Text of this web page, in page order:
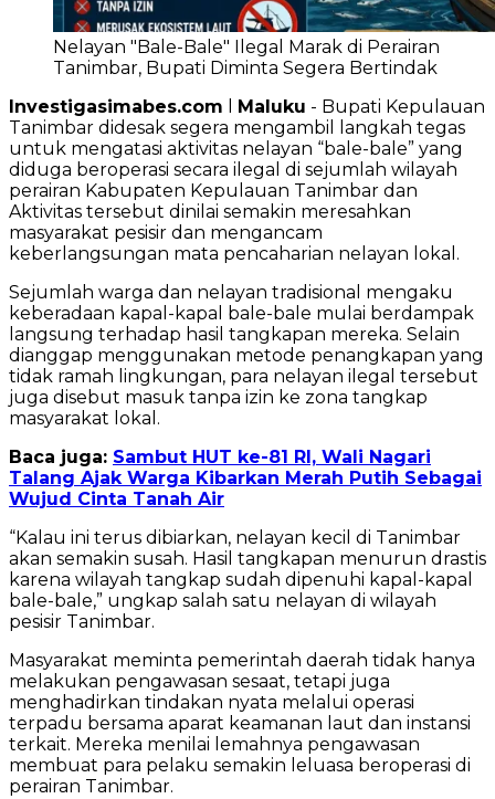
Nelayan "Bale-Bale" Ilegal Marak di Perairan
Tanimbar, Bupati Diminta Segera Bertindak
Investigasimabes.com
Maluku - Bupati Kepulauan
Tanimbar didesak segera mengambil langkah tegas
untuk mengatasi aktivitas nelayan “bale-bale” yang
diduga beroperasi secara ilegal di sejumlah wilayah
perairan Kabupaten Kepulauan Tanimbar dan
Aktivitas tersebut dinilai semakin meresahkan
masyarakat pesisir dan mengancam
keberlangsungan mata pencaharian nelayan lokal.
Sejumlah warga dan nelayan tradisional mengaku
keberadaan kapal-kapal bale-bale mulai berdampak
langsung terhadap hasil tangkapan mereka. Selain
dianggap menggunakan metode penangkapan yang
tidak ramah lingkungan, para nelayan ilegal tersebut
juga disebut masuk tanpa izin ke zona tangkap
masyarakat lokal.
Baca juga: Sambut HUT ke-81 RI, Wali Nagari
Talang Ajak Warga Kibarkan Merah Putih Sebagai
Wujud Cinta Tanah Air
“Kalau ini terus dibiarkan, nelayan kecil di Tanimbar
akan semakin susah. Hasil tangkapan menurun drastis
karena wilayah tangkap sudah dipenuhi kapal-kapal
bale-bale,” ungkap salah satu nelayan di wilayah
pesisir Tanimbar.
Masyarakat meminta pemerintah daerah tidak hanya
melakukan pengawasan sesaat, tetapi juga
menghadirkan tindakan nyata melalui operasi
terpadu bersama aparat keamanan laut dan instansi
terkait. Mereka menilai lemahnya pengawasan
membuat para pelaku semakin leluasa beroperasi di
perairan Tanimbar.